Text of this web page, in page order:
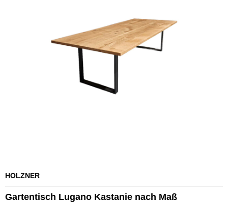
HOLZNER
Gartentisch Lugano Kastanie nach Maß